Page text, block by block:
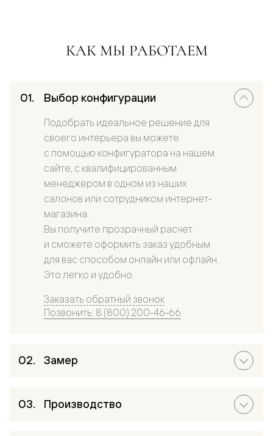
КАК МЫ РАБОТАЕМ
Выбор конфигурации
Подобрать идеальное решение для
своего интерьера вы можете
с помощью конфигуратора на нашем
сайте, с квалифицированным
менеджером в одном из наших
салонов или сотрудником интернет-
магазина.
Вы получите прозрачный расчет
и сможете оформить заказ удобным
для вас способом онлайн или офлайн.
Это легко и удобно.
Заказать обратный звонок
Позвонить: 8 (800) 200-46-66
Замер
Производство